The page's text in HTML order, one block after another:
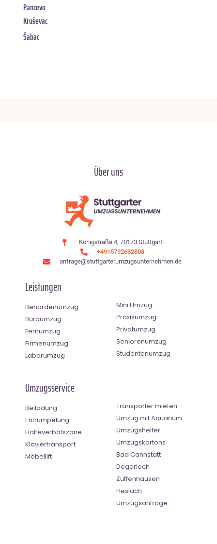
Pancevo
Kruševac
Šabac
Über uns
Königstraße 4, 70173 Stuttgart
+4915792632808
anfrage@stuttgarterumzugsunternehmen.de
Leistungen
Behördenumzug
Büroumzug
Fernumzug
Firmenumzug
Laborumzug
Mini Umzug
Praxisumzug
Privatumzug
Seniorenumzug
Studentenumzug
Umzugsservice
Beiladung
Entrümpelung
Halteverbotszone
Klaviertransport
Möbellift
Transporter mieten
Umzug mit Aquarium
Umzugshelfer
Umzugskartons
Bad Cannstatt
Degerloch
Zuffenhausen
Heslach
Umzugsanfrage